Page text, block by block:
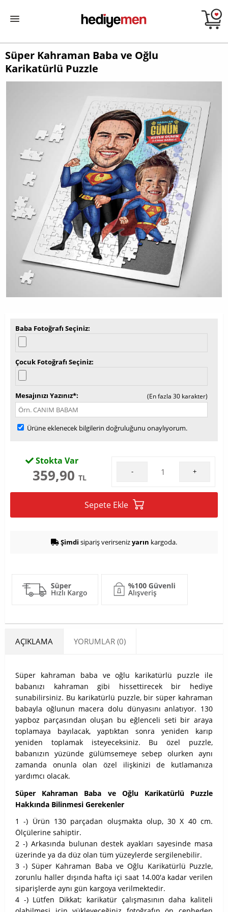
Süper Kahraman Baba ve Oğlu
Karikatürlü Puzzle
Baba Fotoğrafı Seçiniz
Çocuk Fotoğrafı Seçiniz
Mesajınızı Yazınız* (En fazla 30 karakter)
Ürüne eklenecek bilgilerin doğruluğunu onaylıyorum.
Stokta Var
359,90 TL
- +
Sepete Ekle
Şimdi sipariş verirsenizyarın kargoda.
AÇIKLAMA YORUMLAR (0)
Süper kahraman baba ve oğlu karikatürlü puzzle ile
babanızı kahraman gibi hissettirecek bir hediye
sunabilirsiniz. Bu karikatürlü puzzle, bir süper kahraman
babayla oğlunun macera dolu dünyasını anlatıyor. 130
yapboz parçasından oluşan bu eğlenceli seti bir araya
toplamaya bayılacak, yaptıktan sonra yeniden karıp
yeniden toplamak isteyeceksiniz. Bu özel puzzle,
babanızın yüzünde gülümsemeye sebep olurken aynı
zamanda onunla olan özel ilişkinizi de kutlamanıza
yardımcı olacak.
Süper Kahraman Baba ve Oğlu Karikatürlü Puzzle
Hakkında Bilinmesi Gerekenler
1 -) Ürün 130 parçadan oluşmakta olup, 30 X 40 cm.
Ölçülerine sahiptir.
2 -) Arkasında bulunan destek ayakları sayesinde masa
üzerinde ya da düz olan tüm yüzeylerde sergilenebilir.
3 -) Süper Kahraman Baba ve Oğlu Karikatürlü Puzzle,
zorunlu haller dışında hafta içi saat 14.00'a kadar verilen
siparişlerde aynı gün kargoya verilmektedir.
4 -) Lütfen Dikkat; karikatür çalışmasının daha kaliteli